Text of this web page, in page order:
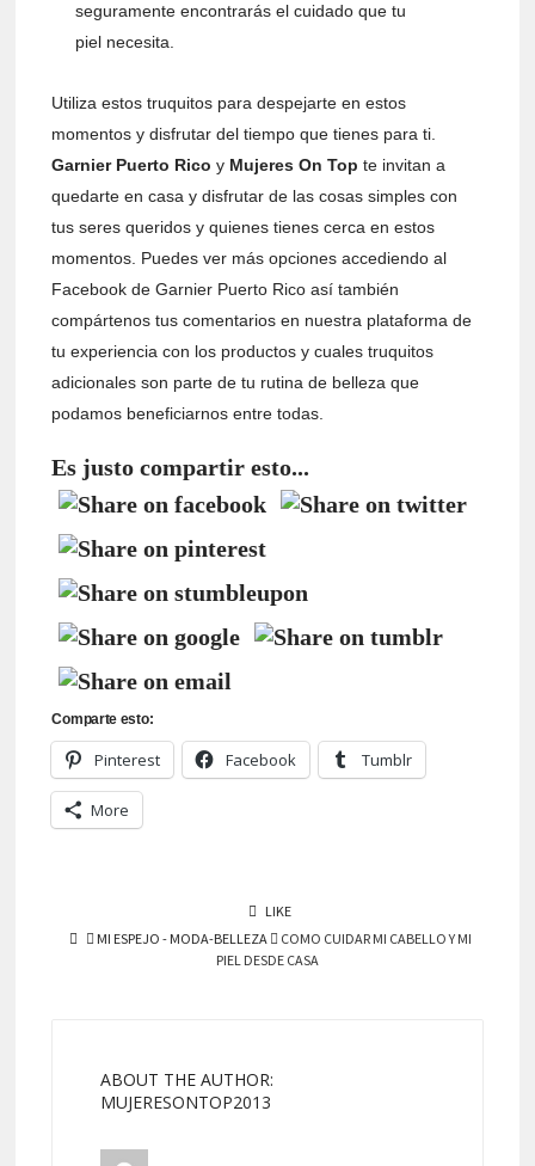
seguramente encontrarás el cuidado que tu
piel necesita.
Utiliza estos truquitos para despejarte en estos
momentos y disfrutar del tiempo que tienes para ti.
Garnier Puerto Rico y Mujeres On Top te invitan a
quedarte en casa y disfrutar de las cosas simples con
tus seres queridos y quienes tienes cerca en estos
momentos. Puedes ver más opciones accediendo al
Facebook de Garnier Puerto Rico así también
compártenos tus comentarios en nuestra plataforma de
tu experiencia con los productos y cuales truquitos
adicionales son parte de tu rutina de belleza que
podamos beneficiarnos entre todas.
Es justo compartir esto...
Comparte esto:
Pinterest Facebook Tumblr
More
LIKE
MI ESPEJO - MODA-BELLEZA
COMO CUIDAR MI CABELLO Y MI
PIEL DESDE CASA
ABOUT THE AUTHOR:
MUJERESONTOP2013